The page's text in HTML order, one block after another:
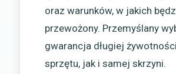
oraz warunków, w jakich
przewożony. Przemyślany
gwarancja długiej
sprzętu, jak i samej skrzyni.